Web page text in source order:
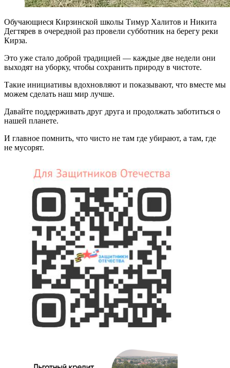
Обучающиеся Кирзинской школы Тимур Халитов и Никита
Дегтярев в очередной раз провели субботник на берегу реки
Кирза.
Это уже стало доброй традицией — каждые две недели они
выходят на уборку, чтобы сохранить природу в чистоте.
Такие инициативы вдохновляют и показывают, что вместе мы
можем сделать наш мир лучше.
Давайте поддерживать друг друга и продолжать заботиться о
нашей планете.
И главное помнить, что чисто не там где убирают, а там, где
не мусорят.